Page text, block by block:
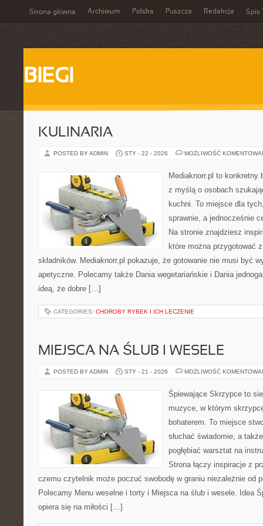
Strona główna Archiwum Polska Puszcza Redakcja Spis
BIEGI
KULINARIA
POSTED BY ADMIN STY - 22 - 2026 MOŻLIWOŚĆ
Mediaknorr.pl to konkretny
z myślą o osobach
kuchni. To miejsce dla
sprawnie, a jednocześnie
Na stronie znajdziesz
które można przygotować
składników. Mediaknorr.pl pokazuje, że gotowanie nie musi być
apetyczne. Polecamy także Dania wegetariańskie i Dania
ideą, że dobre […]
CATEGORIES: CHOROBY RYBEK I ICH LECZENIE
MIEJSCA NA ŚLUB I WESELE
POSTED BY ADMIN STY - 21 - 2026 MOŻLIWOŚĆ
Śpiewające Skrzypce to
muzyce, w którym
bohaterem. To miejsce
słuchać świadomie, a
pogłębiać warsztat na
Strona łączy inspiracje z
czemu czytelnik może poczuć swobodę w graniu niezależnie od
Polecamy Menu weselne i torty i Miejsca na ślub i wesele. Idea
opiera się na miłości […]